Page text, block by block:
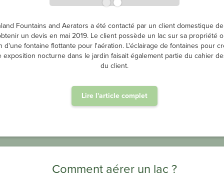
Fountains and Aerators a été contacté par un client domestique
un devis en mai 2019. Le client possède un lac sur sa propriété
d'une fontaine flottante pour l'aération. L'éclairage de fontaines pour
exposition nocturne dans le jardin faisait également partie du cahier
du client.
Lire l'article complet
Comment aérer un lac ?